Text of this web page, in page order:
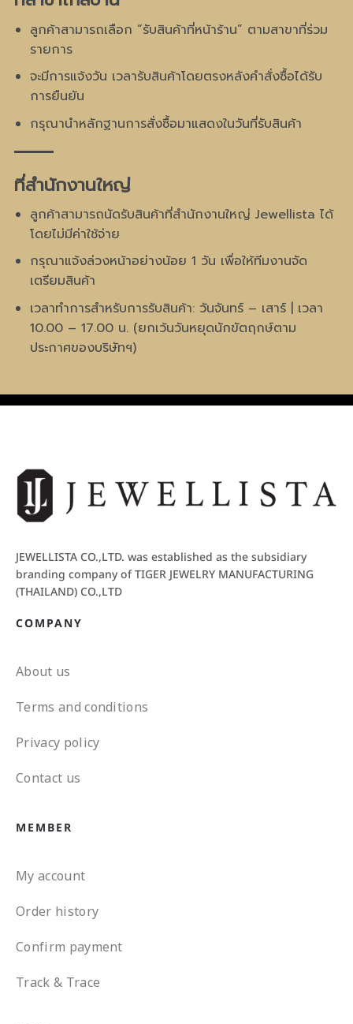
ลูกค้าสามารถเลือก “รับสินค้าที่หน้าร้าน” ตามสาขาที่ร่วม
รายการ
จะมีการแจ้งวัน เวลารับสินค้าโดยตรงหลังคำสั่งซื้อได้รับ
การยืนยัน
กรุณานำหลักฐานการสั่งซื้อมาแสดงในวันที่รับสินค้า
ที่สำนักงานใหญ่
ลูกค้าสามารถนัดรับสินค้าที่สำนักงานใหญ่ Jewellista ได้
โดยไม่มีค่าใช้จ่าย
กรุณาแจ้งล่วงหน้าอย่างน้อย 1 วัน เพื่อให้ทีมงานจัด
เตรียมสินค้า
เวลาทำการสำหรับการรับสินค้า: วันจันทร์ – เสาร์ | เวลา
10.00 – 17.00 น. (ยกเว้นวันหยุดนักขัตฤกษ์ตาม
ประกาศของบริษัทฯ)
JEWELLISTA CO.,LTD. was established as the subsidiary
branding company of TIGER JEWELRY MANUFACTURING
(THAILAND) CO.,LTD
COMPANY
About us
Terms and conditions
Privacy policy
Contact us
MEMBER
My account
Order history
Confirm payment
Track & Trace